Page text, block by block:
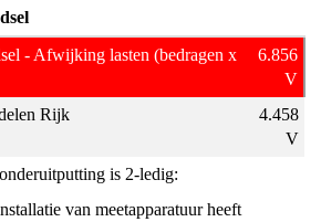
- Afwijking lasten (bedragen x
6.856
V
Rijk
4.458
V
is 2-ledig:
van meetapparatuur heeft